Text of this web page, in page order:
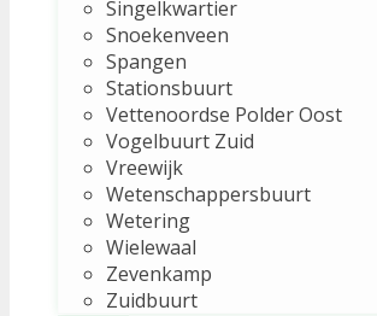
Singelkwartier
Snoekenveen
Spangen
Stationsbuurt
Vettenoordse Polder Oost
Vogelbuurt Zuid
Vreewijk
Wetenschappersbuurt
Wetering
Wielewaal
Zevenkamp
Zuidbuurt